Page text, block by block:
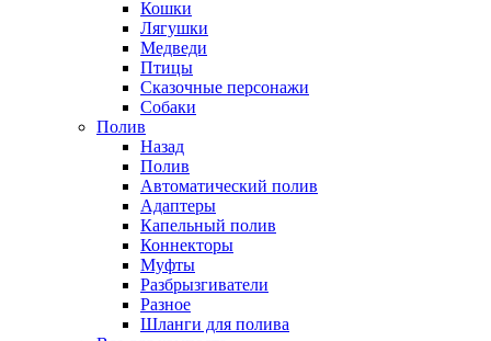
Кошки
Лягушки
Медведи
Птицы
Сказочные персонажи
Собаки
Полив
Назад
Полив
Автоматический полив
Адаптеры
Капельный полив
Коннекторы
Муфты
Разбрызгиватели
Разное
Шланги для полива